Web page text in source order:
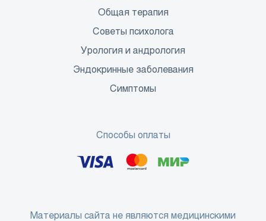
Общая терапия
Советы психолога
Урология и андрология
Эндокринные заболевания
Симптомы
Способы оплаты
Материалы сайта не являются медицинскими